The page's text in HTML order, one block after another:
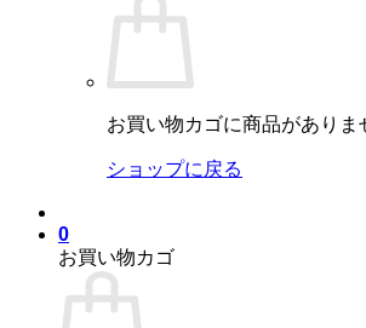
お買い物カゴに商品がありま
ショップに戻る
0
お買い物カゴ